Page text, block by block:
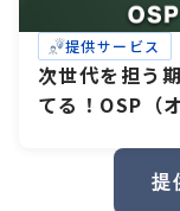
提供サービス
次世代を担う
てる！OSP（
提